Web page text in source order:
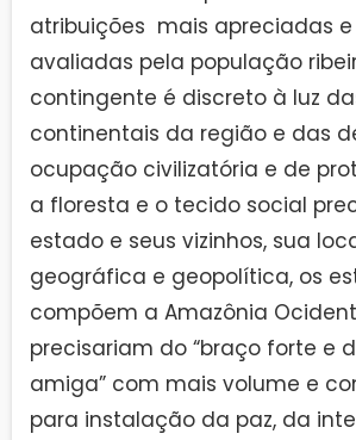
atribuições mais apreciadas
avaliadas pela população
contingente é discreto à luz
continentais da região e das
ocupação civilizatória e de
a floresta e o tecido social
estado e seus vizinhos, sua
geográfica e geopolítica, os
compõem a Amazônia
precisariam do “braço forte e
amiga” com mais volume e
para instalação da paz, da